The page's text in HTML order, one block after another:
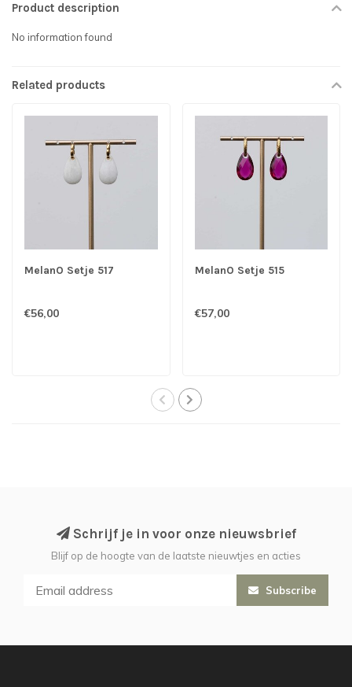
Product description
No information found
Related products
MelanO Setje 517
€56,00
MelanO Setje 515
€57,00
Schrijf je in voor onze nieuwsbrief
Blijf op de hoogte van de laatste nieuwtjes en acties
Subscribe